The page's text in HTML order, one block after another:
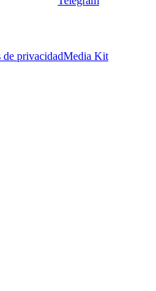
de privacidadMedia Kit